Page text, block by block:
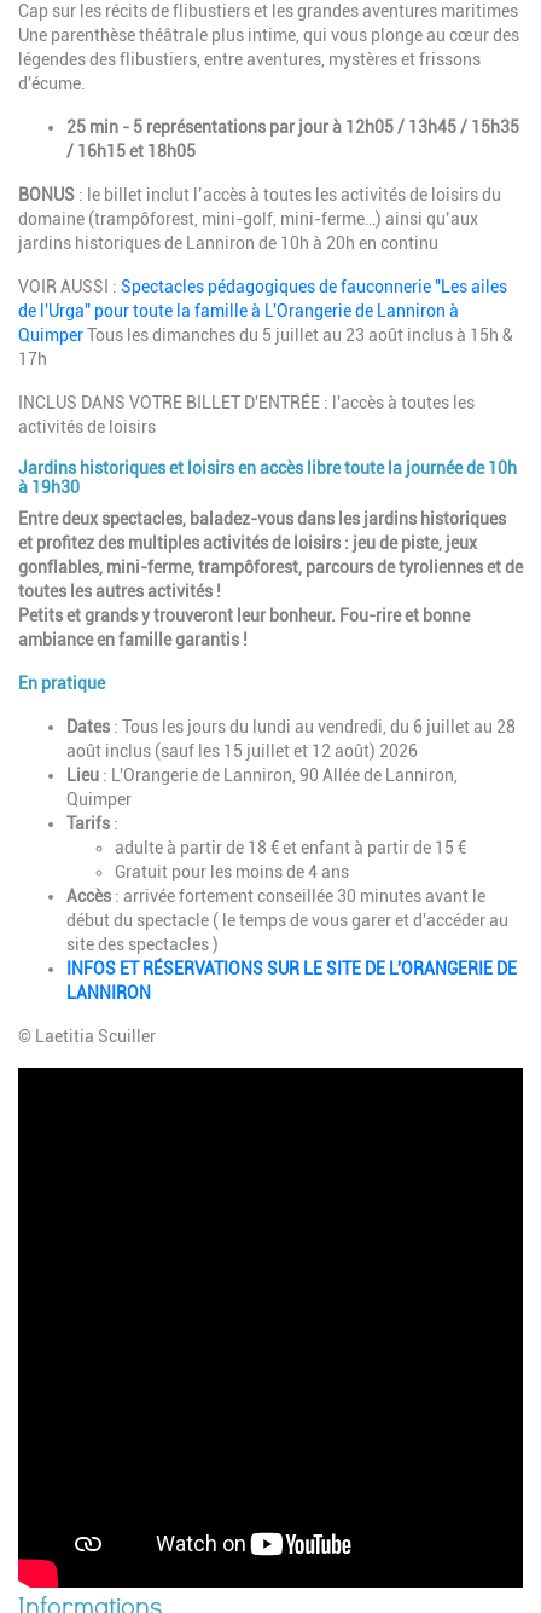
Cap sur les récits de flibustiers et les grandes aventures maritimes
Une parenthèse théâtrale plus intime, qui vous plonge au cœur des
légendes des flibustiers, entre aventures, mystères et frissons
d'écume.
25 min - 5 représentations par jour à 12h05 / 13h45 / 15h35
/ 16h15 et 18h05
BONUS : le billet inclut l’accès à toutes les activités de loisirs du
domaine (trampôforest, mini-golf, mini-ferme…) ainsi qu’aux
jardins historiques de Lanniron de 10h à 20h en continu
VOIR AUSSI : Spectacles pédagogiques de fauconnerie "Les ailes
de l'Urga" pour toute la famille à L'Orangerie de Lanniron à
QuimperTous les dimanches du 5 juillet au 23 août inclus à 15h &
17h
INCLUS DANS VOTRE BILLET D'ENTRÉE : l'accès à toutes les
activités de loisirs
Jardins historiques et loisirs en accès libre toute la journée de 10h
à 19h30
Entre deux spectacles, baladez-vous dans les jardins historiques
et profitez des multiples activités de loisirs : jeu de piste, jeux
gonflables, mini-ferme, trampôforest, parcours de tyroliennes et de
toutes les autres activités !
Petits et grands y trouveront leur bonheur. Fou-rire et bonne
ambiance en famille garantis !
En pratique
Dates : Tous les jours du lundi au vendredi, du 6 juillet au 28
août inclus (sauf les 15 juillet et 12 août) 2026
Lieu : L'Orangerie de Lanniron, 90 Allée de Lanniron,
Quimper
Tarifs :
adulte à partir de 18 € et enfant à partir de 15 €
Gratuit pour les moins de 4 ans
Accès : arrivée fortement conseillée 30 minutes avant le
début du spectacle ( le temps de vous garer et d'accéder au
site des spectacles )
INFOS ET RÉSERVATIONS SUR LE SITE DE L'ORANGERIE DE
LANNIRON
© Laetitia Scuiller